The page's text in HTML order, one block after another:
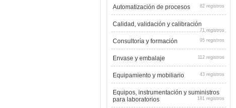
Automatización de procesos 82 registros
Calidad, validación y calibración
71 registros
Consultoría y formación 95 registros
Envase y embalaje 112 registros
Equipamiento y mobiliario 43 registros
Equipos, instrumentación y suministros
para laboratorios
181 registros